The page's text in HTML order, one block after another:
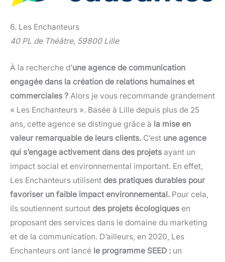
6. Les Enchanteurs
40 PL de Théâtre, 59800 Lille
À la recherche d’une agence de communication
engagée dans la création de relations humaines et
commerciales ? Alors je vous recommande grandement
« Les Enchanteurs ». Basée à Lille depuis plus de 25
ans, cette agence se distingue grâce à la mise en
valeur remarquable de leurs clients. C’est une agence
qui s’engage activement dans des projets ayant un
impact social et environnemental important. En effet,
Les Enchanteurs utilisent des pratiques durables pour
favoriser un faible impact environnemental. Pour cela,
ils soutiennent surtout des projets écologiques en
proposant des services dans le domaine du marketing
et de la communication. D’ailleurs, en 2020, Les
Enchanteurs ont lancé le programme SEED : un